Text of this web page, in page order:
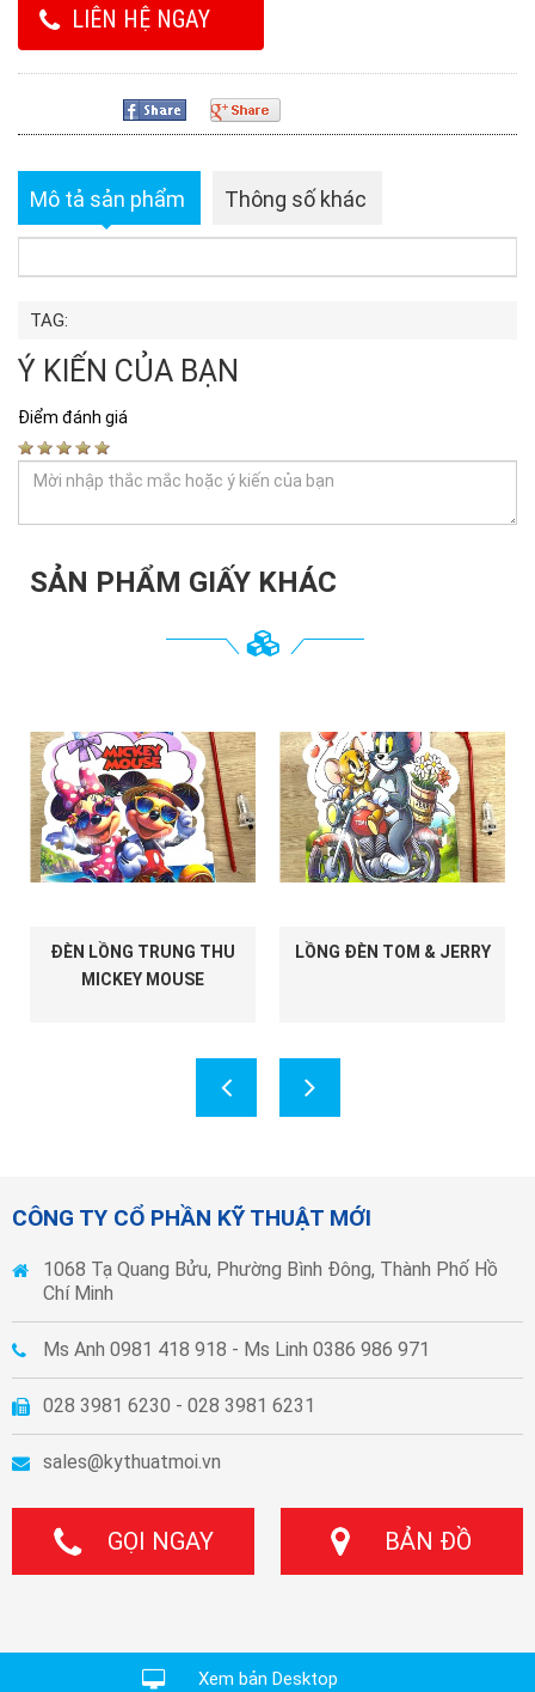
LIÊN HỆ NGAY
Mô tả sản phẩm Thông số khác
TAG:
Ý KIẾN CỦA BẠN
Điểm đánh giá
SẢN PHẨM GIẤY KHÁC
ĐÈN LỒNG TRUNG THU
MICKEY MOUSE
LỒNG ĐÈN TOM & JERRY
CÔNG TY CỔ PHẦN KỸ THUẬT MỚI
1068 Tạ Quang Bửu, Phường Bình Đông, Thành Phố Hồ
Chí Minh
Ms Anh 0981 418 918 - Ms Linh 0386 986 971
028 3981 6230 - 028 3981 6231
sales@kythuatmoi.vn
GỌI NGAY BẢN ĐỒ
Xem bản Desktop